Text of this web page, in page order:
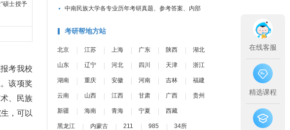
硕士授予
考我校
该项奖
、民族
，可以
中南民族大学各专业历年考研真题、参考答案、内部
考研帮地方站
北京 江苏 上海 广东 陕西 湖北
山东 辽宁 河北 四川 天津 浙江
湖南 重庆 安徽 河南 吉林 福建
云南 山西 江西 甘肃 广西 贵州
新疆 海南 青海 宁夏 西藏
黑龙江 内蒙古 211 985 34所
在线客服
精选课程